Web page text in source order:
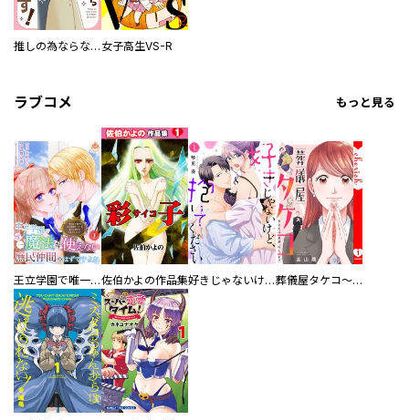
推しの為ならなんでもします！ 女子高生VS-R
ラブコメ もっと見る
王立学園で唯一魔法が使えない庶民仲間のはずですよね～実は王子様で私を溺愛しているなんて告白はやめてください～佐伯かよの作品集 好きじゃないけど、抱いてください【電子単行本版／特典おまけ付き】 葬儀屋タケコ～あなたの最期、叶えます【電子単行本版】